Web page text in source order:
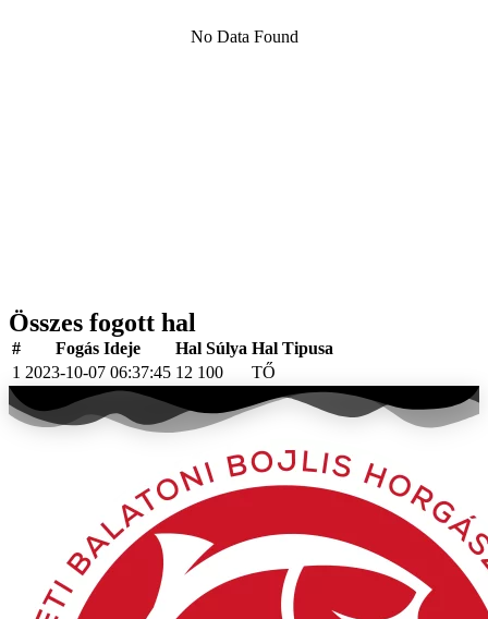
No Data Found
Összes fogott hal
# Fogás Ideje Hal Súlya Hal Tipusa
1 2023-10-07 06:37:45 12 100 TŐ